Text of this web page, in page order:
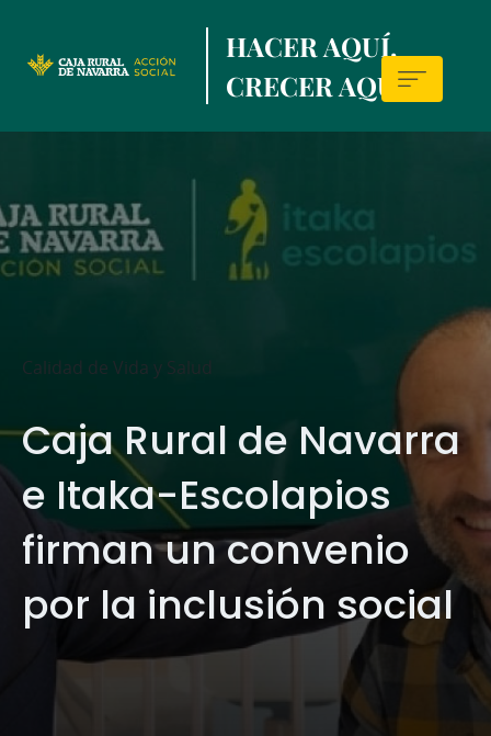
to
contentt
HACER AQUÍ,
CRECER AQUÍ.
de
prensa
Calidad de Vida y Salud
Caja Rural de Navarra
e Itaka-Escolapios
firman un convenio
por la inclusión social